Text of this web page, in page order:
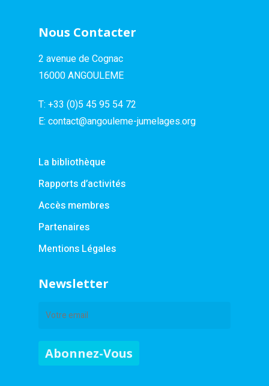
Nous Contacter
2 avenue de Cognac
16000 ANGOULEME
T: +33 (0)5 45 95 54 72
E: contact@angouleme-jumelages.org
La bibliothèque
Rapports d’activités
Accès membres
Partenaires
Mentions Légales
Newsletter